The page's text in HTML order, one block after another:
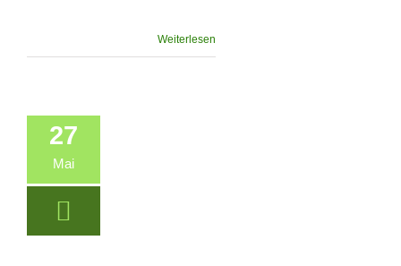
Weiterlesen
27
Mai